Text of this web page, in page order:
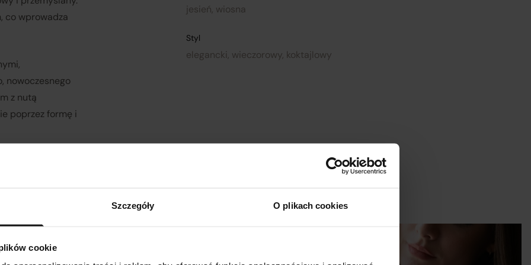
Szczegóły O plikach cookies
cookie
co wprowadza
nowoczesnego
z nutą
poprzez formę i
jesień, wiosna
Styl
elegancki, wieczorowy, koktajlowy
– Ebook
Biust Talia Długość spódnicy Długość rękawa
Do wszystkich umów zawieranych za pośrednictwem platformy
Verenza.pl pomiędzy Sprzedawcami a konsumentami stosuje się
obowiązków w ramach
umowy zawartej przez
płatności za towar;